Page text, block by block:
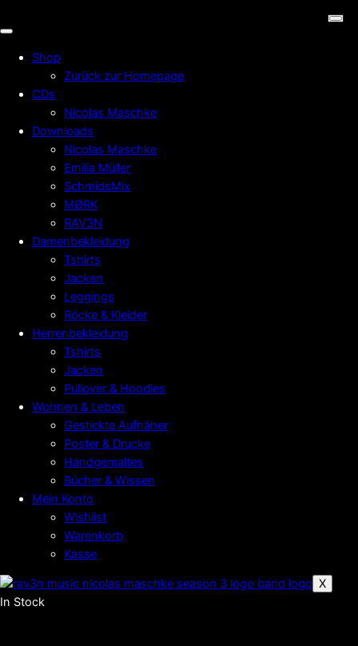
Shop
Zurück zur Homepage
CDs
Nicolas Maschke
Downloads
Nicolas Maschke
Emilia Müller
SchmidsMix
MØRK
RAV3N
Damenbekleidung
Tshirts
Jacken
Leggings
Röcke & Kleider
Herrenbekleidung
Tshirts
Jacken
Pullover & Hoodies
Wohnen & Leben
Gestickte Aufnäher
Poster & Drucke
Handgemaltes
Bücher & Wissen
Mein Konto
Wishlist
Warenkorb
Kasse
X
In Stock